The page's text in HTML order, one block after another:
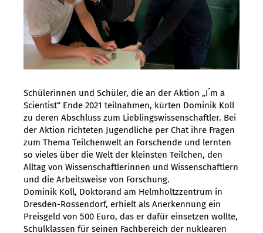
Schülerinnen und Schüler, die an der Aktion „I´ m a
Scientist“ Ende 2021 teilnahmen, kürten Dominik Koll
zu deren Abschluss zum Lieblingswissenschaftler. Bei
der Aktion richteten Jugendliche per Chat ihre Fragen
zum Thema Teilchenwelt an Forschende und lernten
so vieles über die Welt der kleinsten Teilchen, den
Alltag von Wissenschaftlerinnen und Wissenschaftlern
und die Arbeitsweise von Forschung.
Dominik Koll, Doktorand am Helmholtzzentrum in
Dresden-Rossendorf, erhielt als Anerkennung ein
Preisgeld von 500 Euro, das er dafür einsetzen wollte,
Schulklassen für seinen Fachbereich der nuklearen